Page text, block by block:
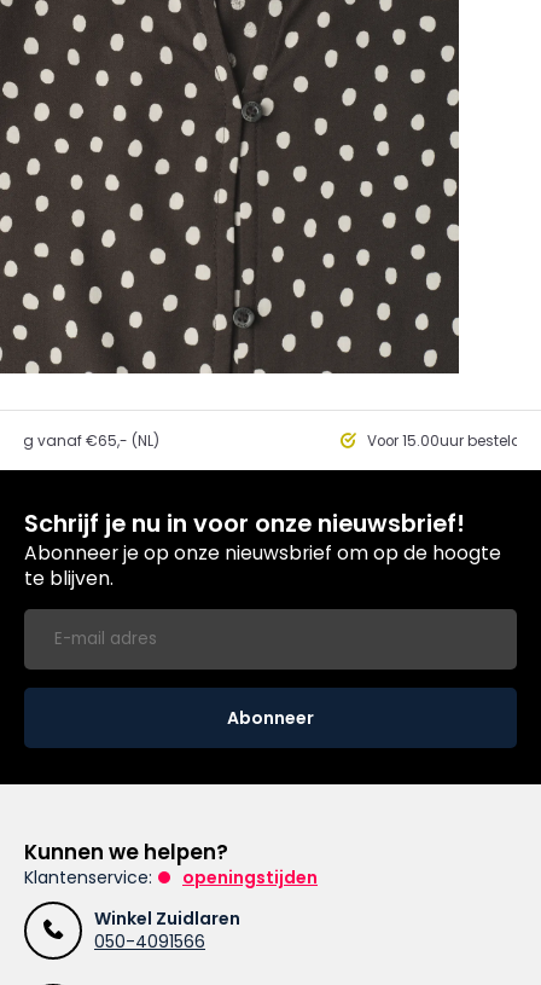
vanaf €65,- (NL) Voor 15.00uur besteld,
Schrijf je nu in voor onze nieuwsbrief!
Abonneer je op onze nieuwsbrief om op de hoogte
te blijven.
Abonneer
Kunnen we helpen?
Klantenservice:
openingstijden
Winkel Zuidlaren
050-4091566